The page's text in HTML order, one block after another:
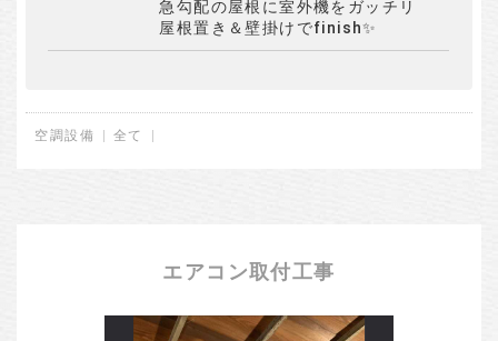
急勾配の屋根に室外機をガッチリ
屋根置き＆壁掛けでfinish✨
空調設備 全て
エアコン取付工事